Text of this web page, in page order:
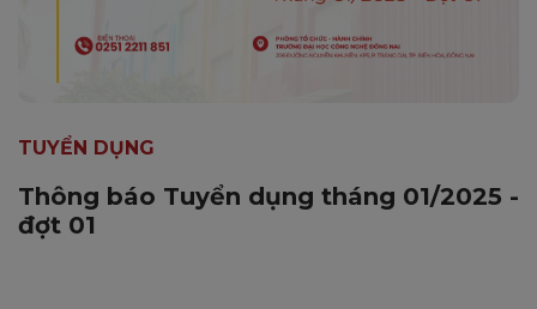
TUYỂN DỤNG
Thông báo Tuyển dụng tháng 01/2025 -
đợt 01